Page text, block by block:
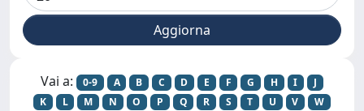
Vai a: 0-9 A B C D E F G H I
J
K
L M N O P Q R S T U V
W